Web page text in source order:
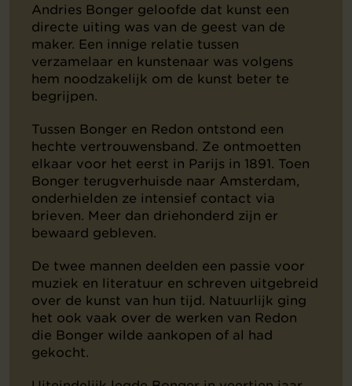
Andries Bonger geloofde dat kunst een
directe uiting was van de geest van de
maker. Een innige relatie tussen
verzamelaar en kunstenaar was volgens
hem noodzakelijk om de kunst beter te
begrijpen.
Tussen Bonger en Redon ontstond een
hechte vertrouwensband. Ze ontmoetten
elkaar voor het eerst in Parijs in 1891. Toen
Bonger terugverhuisde naar Amsterdam,
onderhielden ze intensief contact via
brieven. Meer dan driehonderd zijn er
bewaard gebleven.
De twee mannen deelden een passie voor
muziek en literatuur en schreven uitgebreid
over de kunst van hun tijd. Natuurlijk ging
het ook vaak over de werken van Redon
die Bonger wilde aankopen of al had
gekocht.